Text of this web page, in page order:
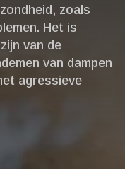
zoals
Het is
van de
van dampen
agressieve